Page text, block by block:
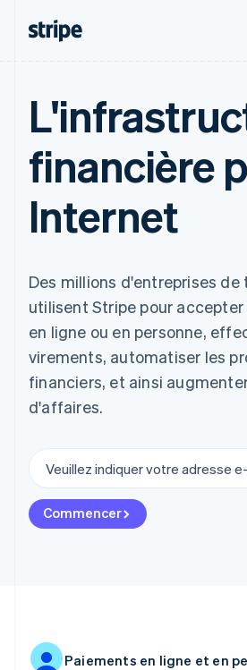
financière
Internet
Des millions d'entreprises
utilisent Stripe pour
en ligne ou en personne,
virements, automatiser les
financiers, et ainsi
d'affaires.
Commencer
Paiements en ligne et en